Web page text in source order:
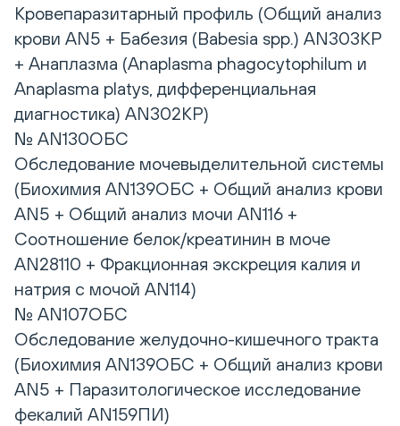
Кровепаразитарный профиль (Общий анализ
крови AN5 + Бабезия (Babesia spp.) AN303КР
+ Анаплазма (Anaplasma phagocytophilum и
Anaplasma platys, дифференциальная
диагностика) AN302КР)
№ AN130ОБС
Обследование мочевыделительной системы
(Биохимия AN139ОБС + Общий анализ крови
AN5 + Общий анализ мочи AN116 +
Соотношение белок/креатинин в моче
AN28110 + Фракционная экскреция калия и
натрия с мочой AN114)
№ AN107ОБС
Обследование желудочно-кишечного тракта
(Биохимия AN139ОБС + Общий анализ крови
AN5 + Паразитологическое исследование
фекалий AN159ПИ)